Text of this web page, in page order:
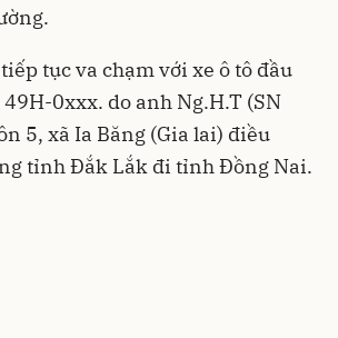
tục va chạm với xe ô tô đầu
0xxx. do anh Ng.H.T (SN
5, xã Ia Băng (Gia lai) điều
tỉnh Đắk Lắk đi tỉnh Đồng Nai.